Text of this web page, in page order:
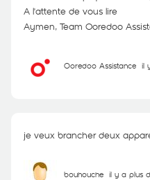
A l'attente de vous lire
Aymen, Team Ooredoo
Ooredoo Assistance il
je veux brancher deux
bouhouche il y a plus